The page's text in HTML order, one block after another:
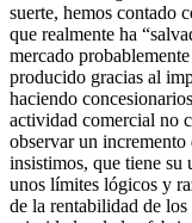
suerte, hemos contado
que realmente ha
mercado
producido gracias al
haciendo
actividad comercial no
observar un incremento
insistimos, que tiene su
unos límites lógicos y
de la rentabilidad de los